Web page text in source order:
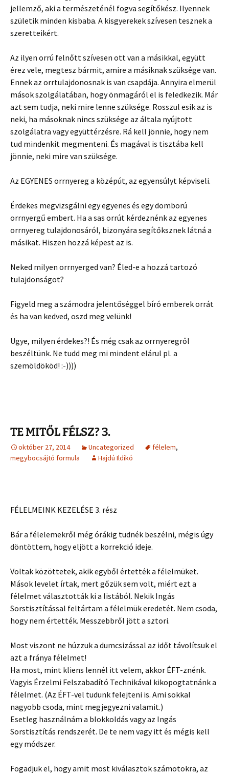
jellemző, aki a természeténél fogva segítőkész. Ilyennek
születik minden kisbaba. A kisgyerekek szívesen tesznek a
szeretteikért.
Az ilyen orrú felnőtt szívesen ott van a másikkal, együtt
érez vele, megtesz bármit, amire a másiknak szüksége van.
Ennek az orrtulajdonosnak is van csapdája. Annyira elmerül
mások szolgálatában, hogy önmagáról el is feledkezik. Már
azt sem tudja, neki mire lenne szüksége. Rosszul esik az is
neki, ha másoknak nincs szüksége az általa nyújtott
szolgálatra vagy együttérzésre. Rá kell jönnie, hogy nem
tud mindenkit megmenteni. És magával is tisztába kell
jönnie, neki mire van szüksége.
Az EGYENES orrnyereg a középút, az egyensúlyt képviseli.
Érdekes megvizsgálni egy egyenes és egy domború
orrnyergű embert. Ha a sas orrút kérdeznénk az egyenes
orrnyereg tulajdonosáról, bizonyára segítőksznek látná a
másikat. Hiszen hozzá képest az is.
Neked milyen orrnyerged van? Éled-e a hozzá tartozó
tulajdonságot?
Figyeld meg a számodra jelentőséggel bíró emberek orrát
és ha van kedved, oszd meg velünk!
Ugye, milyen érdekes?! És még csak az orrnyeregről
beszéltünk. Ne tudd meg mi mindent elárul pl. a
szemöldököd! :-))))
TE MITŐL FÉLSZ? 3.
október 27, 2014 Uncategorized félelem,
megybocsájtó formula
Hajdú Ildikó
FÉLELMEINK KEZELÉSE 3. rész
Bár a félelemekről még órákig tudnék beszélni, mégis úgy
döntöttem, hogy eljött a korrekció ideje.
Voltak közöttetek, akik egyből értették a félelmüket.
Mások levelet írtak, mert gőzük sem volt, miért ezt a
félelmet választották ki a listából. Nekik Ingás
Sorstisztítással feltártam a félelmük eredetét. Nem csoda,
hogy nem értették. Messzebbről jött a sztori.
Most viszont ne húzzuk a dumcsizással az időt távolítsuk el
azt a fránya félelmet!
Ha most, mint kliens lennél itt velem, akkor ÉFT-znénk.
Vagyis Érzelmi Felszabadító Technikával kikopogtatnánk a
félelmet. (Az ÉFT-vel tudunk felejteni is. Ami sokkal
nagyobb csoda, mint megjegyezni valamit.)
Esetleg használnám a blokkoldás vagy az Ingás
Sorstisztítás rendszerét. De te nem vagy itt és mégis kell
egy módszer.
Fogadjuk el, hogy amit most kiválasztok számotokra, az